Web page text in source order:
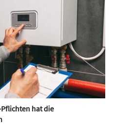
hat die